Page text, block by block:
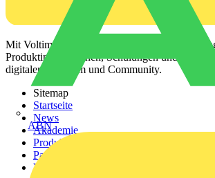
ABN
Mit Voltimum erhalten Elektrofachkräfte
Produktinformationen, Schulungen und Tools –
digitalen Plattform und Community.
Sitemap
Startseite
News
Akademie
Produktsuche
Partner
Voltimum+